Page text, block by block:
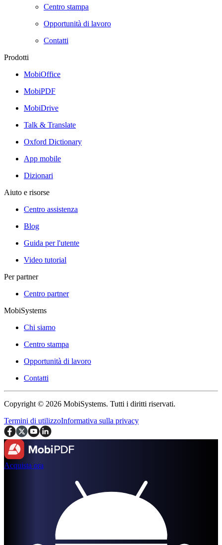
Centro stampa
Opportunità di lavoro
Contatti
Prodotti
MobiOffice
MobiPDF
MobiDrive
Talk & Translate
Oxford Dictionary
App mobile
Dizionari
Aiuto e risorse
Centro assistenza
Blog
Guida per l'utente
Video tutorial
Per partner
Centro partner
MobiSystems
Chi siamo
Centro stampa
Opportunità di lavoro
Contatti
Copyright © 2026 MobiSystems. Tutti i diritti riservati.
Termini di utilizzoInformativa sulla privacy
Acquista ora